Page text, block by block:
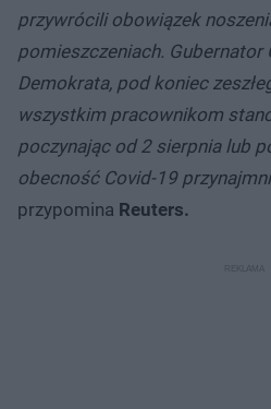
przywrócili obowiązek
pomieszczeniach. Gubernator
Demokrata, pod koniec
wszystkim pracownikom
poczynając od 2 sierpnia lub
obecność Covid-19
przypomina Reuters.